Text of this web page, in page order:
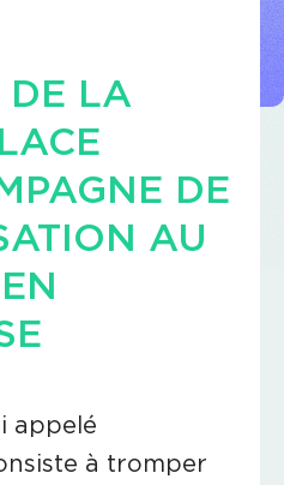
DE LA
DE
AU
appelé
à tromper